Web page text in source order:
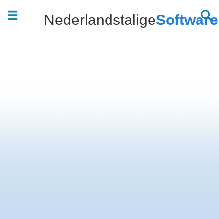
NederlandstaligeSoftware